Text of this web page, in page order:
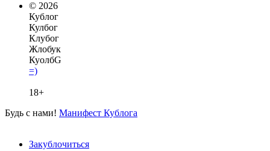
© 2026
Кублог
Кулбог
Клубог
Жлобук
КуолбG
=)
18+
Будь с нами! Манифест Кублога
Закублочиться